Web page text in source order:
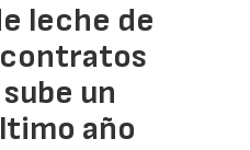
leche de
un
año